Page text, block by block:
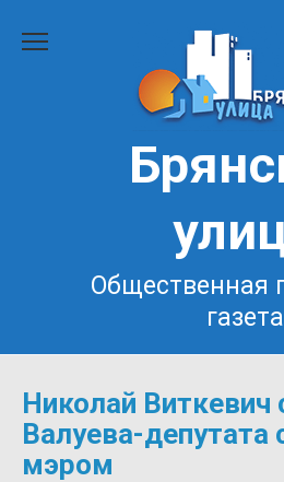
Общественная
газета
Николай Виткевич
Валуева-депутата
мэром